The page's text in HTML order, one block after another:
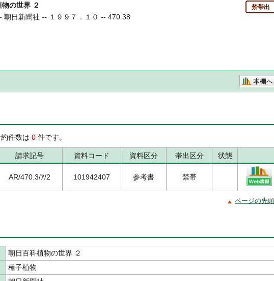
の世界 ２ 禁帯出
朝日新聞社 -- １９９７．１０ -- 470.38
本棚へ
件数は 0 件です。
請求記号 資料コード 資料区分 帯出区分 状態
AR/470.3/ｱ/2 101942407 参考書 禁帯
ページの先
朝日百科植物の世界 ２
種子植物